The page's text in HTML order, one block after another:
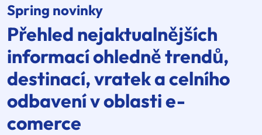
Spring novinky
Přehled nejaktualnějších
informací ohledně trendů,
destinací, vratek a celního
odbavení v oblasti e-
comerce